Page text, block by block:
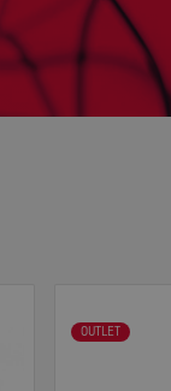
OUTLET